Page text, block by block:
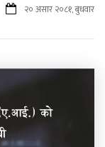
२० असार २०८१, बुधवार